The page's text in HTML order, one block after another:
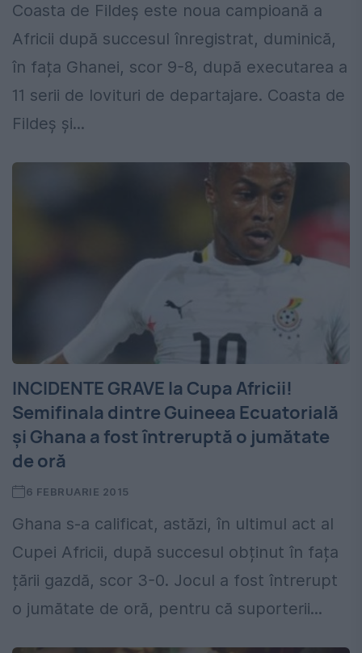
Coasta de Fildeș este noua campioană a
Africii după succesul înregistrat, duminică,
în fața Ghanei, scor 9-8, după executarea a
11 serii de lovituri de departajare. Coasta de
Fildeș și...
INCIDENTE GRAVE la Cupa Africii!
Semifinala dintre Guineea Ecuatorială
și Ghana a fost întreruptă o jumătate
de oră
6 FEBRUARIE 2015
Ghana s-a calificat, astăzi, în ultimul act al
Cupei Africii, după succesul obținut în fața
țării gazdă, scor 3-0. Jocul a fost întrerupt
o jumătate de oră, pentru că suporterii...